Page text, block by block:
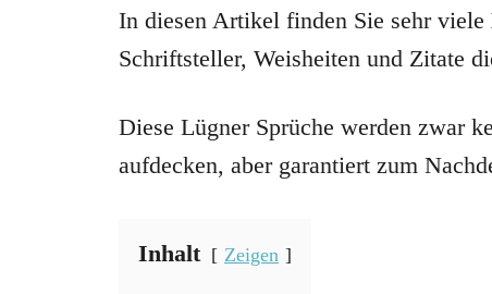
In diesen Artikel finden Sie sehr viele
Schriftsteller, Weisheiten und Zitate
Diese Lügner Sprüche werden zwar
aufdecken, aber garantiert zum
Inhalt Zeigen